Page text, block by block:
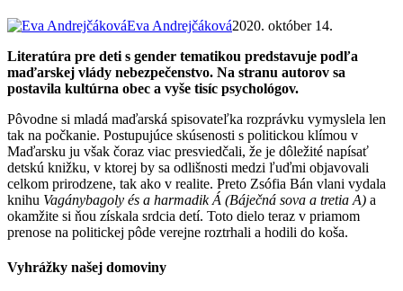
Eva Andrejčáková2020. október 14.
Literatúra pre deti s gender tematikou predstavuje podľa
maďarskej vlády nebezpečenstvo. Na stranu autorov sa
postavila kultúrna obec a vyše tisíc psychológov.
Pôvodne si mladá maďarská spisovateľka rozprávku vymyslela len
tak na počkanie. Postupujúce skúsenosti s politickou klímou v
Maďarsku ju však čoraz viac presviedčali, že je dôležité napísať
detskú knižku, v ktorej by sa odlišnosti medzi ľuďmi objavovali
celkom prirodzene, tak ako v realite. Preto Zsófia Bán vlani vydala
knihu Vagánybagoly és a harmadik Á (Báječná sova a tretia A) a
okamžite si ňou získala srdcia detí. Toto dielo teraz v priamom
prenose na politickej pôde verejne roztrhali a hodili do koša.
Vyhrážky našej domoviny